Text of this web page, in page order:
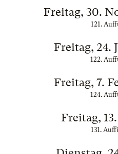
Freitag, 30.
121.
Freitag, 24.
122.
Freitag, 7.
124.
Freitag,
131.